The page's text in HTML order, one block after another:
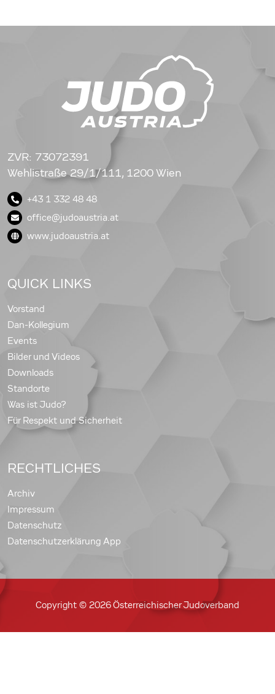
ZVR: 73072391
Wehlistraße 29/1/111, 1200 Wien
+43 1 332 48 48
office@judoaustria.at
www.judoaustria.at
QUICK LINKS
Vorstand
Dan-Kollegium
Events
Bilder und Videos
Downloads
Standorte
Was ist Judo?
Für Respekt und Sicherheit
RECHTLICHES
Archiv
Impressum
Datenschutz
Datenschutzerklärung App
Copyright © 2026 Österreichischer Judoverband